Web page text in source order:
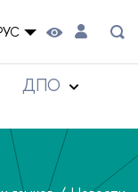
ДПО